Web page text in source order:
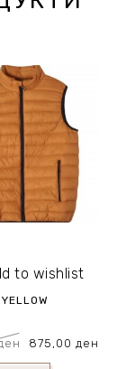
to wishlist
price
was:
1.750,00 ден.
875,00 ден